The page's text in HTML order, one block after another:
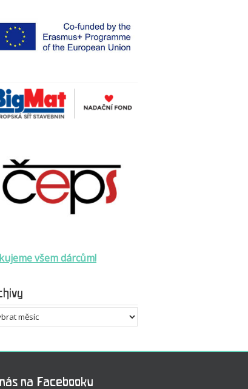
všem dárcům!
na Facebooku